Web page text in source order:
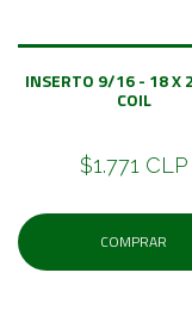
INSERTO 9/16 - 18 X
COIL
$1.771 CLP
COMPRAR